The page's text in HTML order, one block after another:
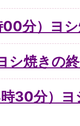
分）ヨ
シ焼きの
30分）ヨ